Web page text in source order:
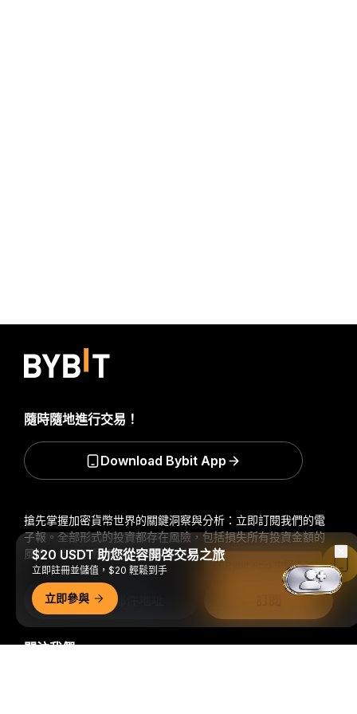
搶先掌握加密貨幣世界的關鍵洞察與分析：立即訂閱我們的電
子報。全部形式的投資都存在風險，包括損失所有投資金額的
風險。此類活動可能不適合所有人。
關注我們
隨時隨地進行交易！
Download Bybit App
$20 USDT 助您從容開啓交易之旅
立即註冊並儲值，$20 輕鬆到手
立即參與
在 Bybit App 中閱讀